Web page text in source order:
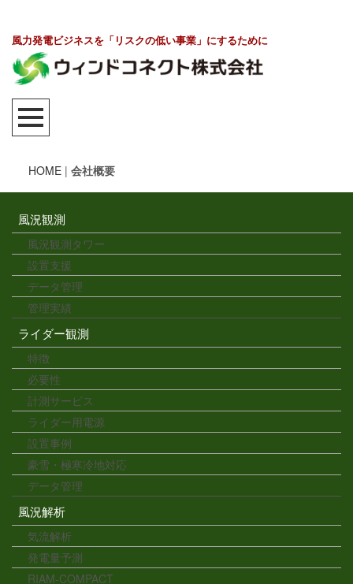
風力発電ビジネスを「リスクの低い事業」にするために
HOME | 会社概要
風況観測
風況観測タワー
設置支援
データ管理
管理実績
ライダー観測
特徴
必要性
計測サービス
ライダー用電源
設置事例
豪雪・極寒冷地対応
データ管理
風況解析
気流解析
発電量予測
RIAM-COMPACT